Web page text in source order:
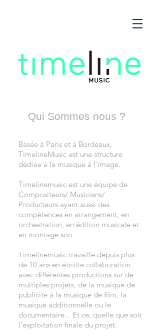
Basée à Paris et à Bordeaux,
TimelineMusic est une structure
dédiée à la musique à l'image.
Timelinemusic est une équipe de
Compositeurs/ Musiciens/
Producteurs ayant aussi des
compétences en arrangement, en
orchestration, en édition musicale et
en montage son.
Timelinemusic travaille depuis plus
de 10 ans en étroite collaboration
avec différentes productions sur de
multiples projets, de la musique de
publicité à la musique de film, la
musique additionnelle ou le
documentaire... Et ce, quelle que soit
l'exploitation finale du projet.
Qui Sommes nous ?